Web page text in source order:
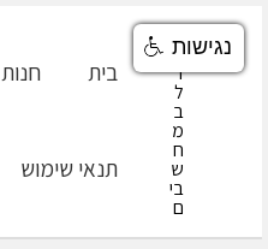
דילוג
בית חנות
תנאי שימוש
נגישות